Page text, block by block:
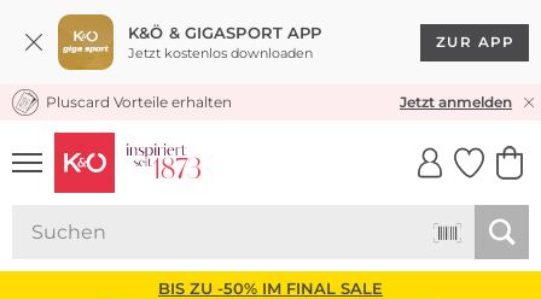
K&Ö & GIGASPORT APP
Jetzt kostenlos downloaden
ZUR APP
KOSTENLOSER VERSAND* & RÜCKVERSAND
Pluscard Vorteile erhalten Jetzt anmelden
UNSERE APP
CLICK &
BIS ZU -50% IM FINAL SALE